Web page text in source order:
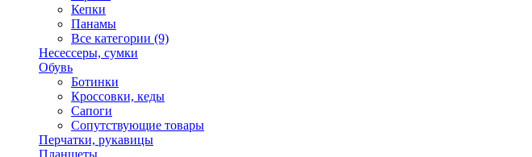
Кепки
Панамы
Все категории (9)
Несессеры, сумки
Обувь
Ботинки
Кроссовки, кеды
Сапоги
Сопутствующие товары
Перчатки, рукавицы
Планшеты